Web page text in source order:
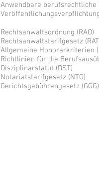
Anwendbare berufsrechtliche
Rechtsanwaltsordnung (RAO)
Rechtsanwaltstarifgesetz
Allgemeine Honorarkriterien
Richtlinien für die
Disziplinarstatut (DST)
Notariatstarifgesetz (NTG)
Gerichtsgebührengesetz (GGG)